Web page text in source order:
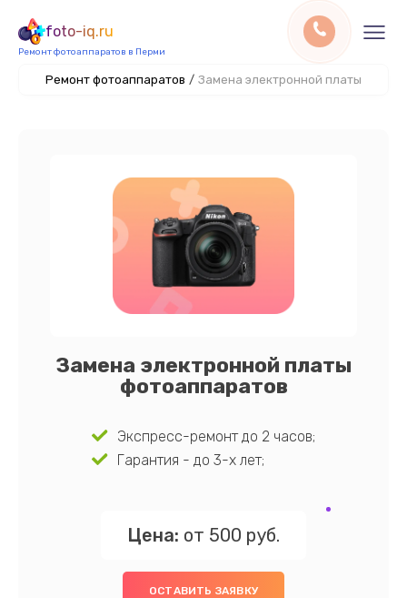
foto-iq.ru
Ремонт фотоаппаратов в Перми
Ремонт фотоаппаратов / Замена электронной платы
Замена электронной платы
фотоаппаратов
Экспресс-ремонт до 2 часов;
Гарантия - до 3-х лет;
Цена: от 500 руб.
ОСТАВИТЬ ЗАЯВКУ